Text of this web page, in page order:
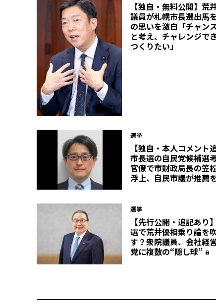
【独自・無料公開】荒
議員が札幌市長選出馬
の思いを激白「チャン
と考え、チャレンジで
つくりたい」
選挙
【独自・本人コメント
市長選の自民党候補選
官僚で市財政局長の笠
浮上、自民市議が推薦
選挙
【先行公開・追記あり
選で荒井優相乗り論を
す？衆院議員、会社経
党に複数の“隠し球”